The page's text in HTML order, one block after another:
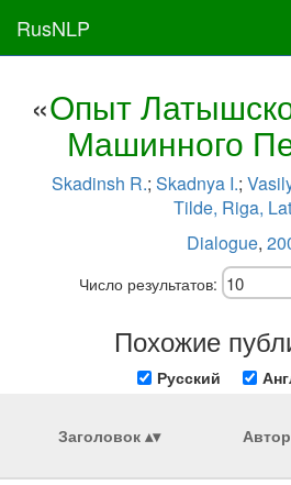
RusNLP
«Опыт
Машинного
Skadinsh R.; Skadnya I.;
Tilde, Riga,
Dialogue,
Число результатов:
Похожие
Русский
Заголовок Автор